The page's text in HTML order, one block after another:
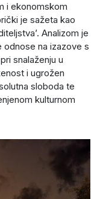
i ekonomskom
je sažeta kao
Analizom je
odnose na izazove s
snalaženju u
i ugrožen
sloboda te
kulturnom